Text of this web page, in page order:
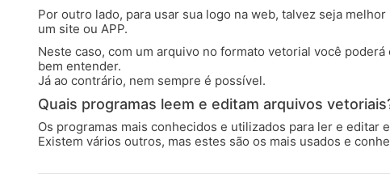
Por outro lado, para usar sua logo na web, talvez seja
um site ou APP.
Neste caso, com um arquivo no formato vetorial você
bem entender.
Já ao contrário, nem sempre é possível.
Quais programas leem e editam arquivos
Os programas mais conhecidos e utilizados para ler e
Existem vários outros, mas estes são os mais usados e